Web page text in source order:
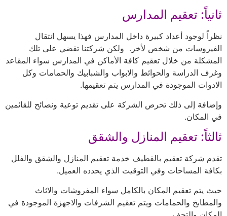
ثانياً: تعقيم المدارس
نظراً لوجود أعداد كبيرة داخل المدارس فهذا يسهل انتقال
الفيروسات من شخص لأخر. ولكن شركتنا تقضي على تلك
المشكلة من خلال تعقيم كافة الأماكن في المدارس سواء المقاعد
وغرف الدراسة والحوائط والابواب والشبابيك والحمامات وكل
الادوات الموجودة في المدارس يتم تعقيمها.
وإضافة إلى ذلك تحرص الشركة على تقديم توعية ونصائح للقائمين
في المكان.
ثالثاً: تعقيم المنازل والشقق
تقدم شركة تعقيم بالقطيف خدمة تعقيم المنازل والشقق والفلل
بكافة المساحات وفي التوقيت الذي يحدده العميل.
حيث يتم تعقيم المكان بالكامل سواء المفروشات والاثاث
والمطابخ والحمامات ويتم تعقيم الشرفات والاجهزة الموجودة في